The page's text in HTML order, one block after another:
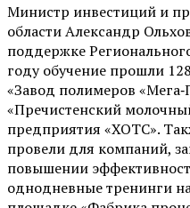
Министр инвестиций и
области Александр
поддержке
году обучение прошли
«Завод полимеров
«Пречистенский
предприятия «ХОТС».
провели для компаний,
повышении
однодневные тренинги